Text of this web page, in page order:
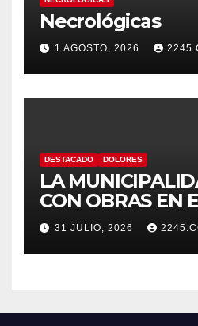
Necrológicas
1 AGOSTO, 2026
DESTACADO DOLORES
LA
CON OBRAS EN
HÍDRICO DE
31 JULIO, 2026